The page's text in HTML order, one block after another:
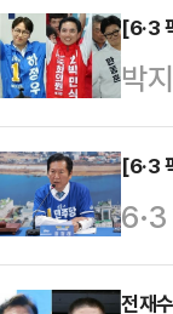
[6·3
박
해
말
지
많
[6·3
주
전재